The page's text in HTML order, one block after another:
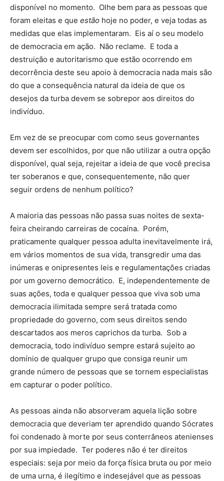
disponível no momento. Olhe bem para as pessoas que
foram eleitas e que estão hoje no poder, e veja todas as
medidas que elas implementaram. Eis aí o seu modelo
de democracia em ação. Não reclame. E toda a
destruição e autoritarismo que estão ocorrendo em
decorrência deste seu apoio à democracia nada mais são
do que a consequência natural da ideia de que os
desejos da turba devem se sobrepor aos direitos do
indivíduo.
Em vez de se preocupar com como seus governantes
devem ser escolhidos, por que não utilizar a outra opção
disponível, qual seja, rejeitar a ideia de que você precisa
ter soberanos e que, consequentemente, não quer
seguir ordens de nenhum político?
A maioria das pessoas não passa suas noites de sexta-
feira cheirando carreiras de cocaína. Porém,
praticamente qualquer pessoa adulta inevitavelmente irá,
em vários momentos de sua vida, transgredir uma das
inúmeras e onipresentes leis e regulamentações criadas
por um governo democrático. E, independentemente de
suas ações, toda e qualquer pessoa que viva sob uma
democracia ilimitada sempre será tratada como
propriedade do governo, com seus direitos sendo
descartados aos meros caprichos da turba. Sob a
democracia, todo indivíduo sempre estará sujeito ao
domínio de qualquer grupo que consiga reunir um
grande número de pessoas que se tornem especialistas
em capturar o poder político.
As pessoas ainda não absorveram aquela lição sobre
democracia que deveriam ter aprendido quando Sócrates
foi condenado à morte por seus conterrâneos atenienses
por sua impiedade. Ter poderes não é ter direitos
especiais: seja por meio da força física bruta ou por meio
de uma urna, é ilegítimo e indesejável que as pessoas